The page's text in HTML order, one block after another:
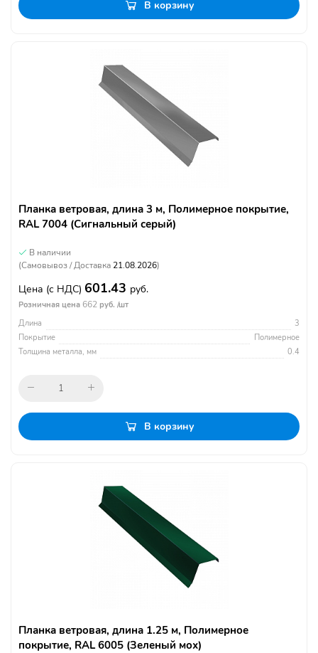
В корзину
Планка ветровая, длина 3 м, Полимерное покрытие,
RAL 7004 (Сигнальный серый)
В наличии
(Самовывоз / Доставка 21.08.2026)
Цена (с НДС) 601.43 руб.
Розничная цена 662 руб. /шт
Длина
3
Покрытие
Полимерное
Толщина металла, мм
0.4
В корзину
Планка ветровая, длина 1.25 м, Полимерное
покрытие, RAL 6005 (Зеленый мох)